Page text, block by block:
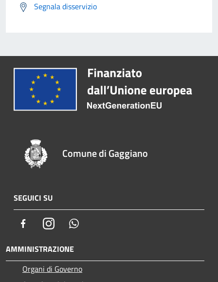
Segnala disservizio
Comune di Gaggiano
SEGUICI SU
FacebookInstagram
AMMINISTRAZIONE
Organi di Governo